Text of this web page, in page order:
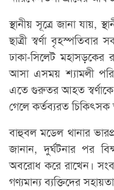
স্থানীয় সূত্রে জানা যায়,
ছাত্রী স্বর্ণা
ঢাকা-সিলেট মহাসড়কের
আসা এসময় শ্যামলী
এতে গুরুতর আহত স্বর্ণাকে
গেলে কর্তব্যরত
বাহুবল মডেল থানার
জানান, দুর্ঘটনার পর
অবরোধ করে রাখেন।
গণ্যমান্য ব্যক্তিদের